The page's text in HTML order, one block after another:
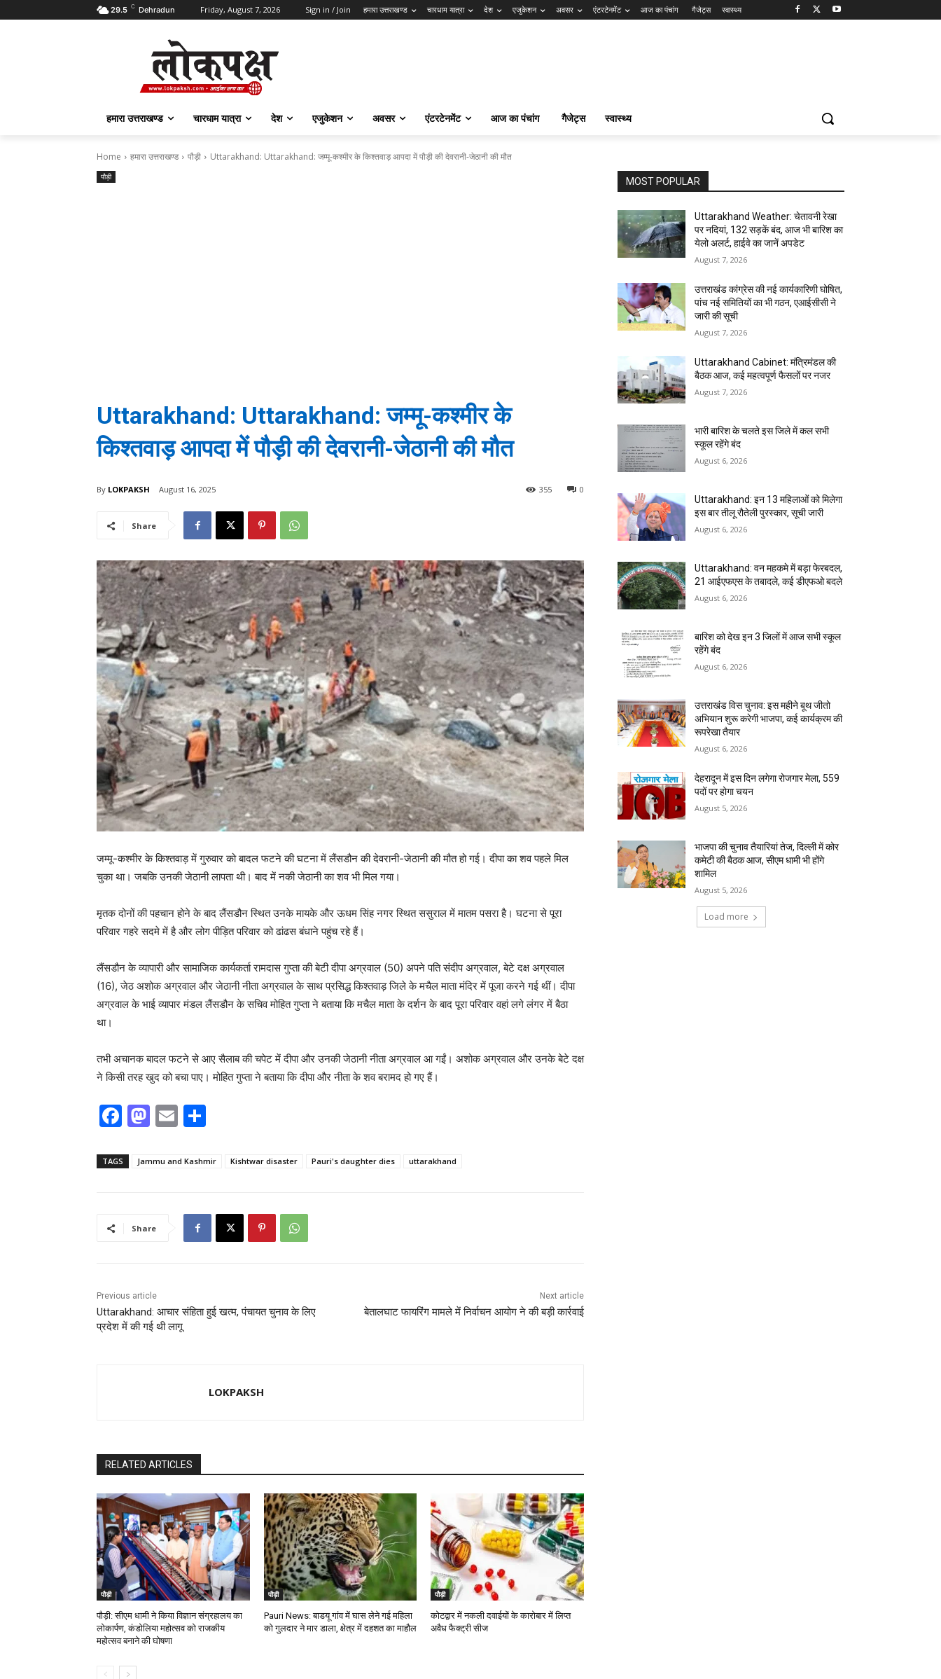
29.5 C Dehradun Friday, August 7, 2026 Sign in / Join हमारा उत्तराखण्ड चारधाम यात्रा देश एजुकेशन अवसर एंटरटेनमेंट आज का पंचांग गैजेट्स स्वास्थ्य
हमारा उत्तराखण्ड चारधाम यात्रा देश एजुकेशन अवसर एंटरटेनमेंट आज का पंचांग गैजेट्स स्वास्थ्य
Home हमारा उत्तराखण्ड पौड़ी Uttarakhand: Uttarakhand: जम्मू-कश्मीर के किश्तवाड़ आपदा में पौड़ी की देवरानी-जेठानी की मौत
पौड़ी
Uttarakhand: Uttarakhand: जम्मू-कश्मीर के
किश्तवाड़ आपदा में पौड़ी की देवरानी-जेठानी की मौत
By LOKPAKSH August 16, 2025 0
355
Share
जम्मू-कश्मीर के किश्तवाड़ में गुरुवार को बादल फटने की घटना में लैंसडौन की देवरानी-जेठानी की मौत हो गई। दीपा का शव पहले मिल
चुका था। जबकि उनकी जेठानी लापता थी। बाद में नकी जेठानी का शव भी मिल गया।
मृतक दोनों की पहचान होने के बाद लैंसडौन स्थित उनके मायके और ऊधम सिंह नगर स्थित ससुराल में मातम पसरा है। घटना से पूरा
परिवार गहरे सदमे में है और लोग पीड़ित परिवार को ढांढस बंधाने पहुंच रहे हैं।
लैंसडौन के व्यापारी और सामाजिक कार्यकर्ता रामदास गुप्ता की बेटी दीपा अग्रवाल (50) अपने पति संदीप अग्रवाल, बेटे दक्ष अग्रवाल
(16), जेठ अशोक अग्रवाल और जेठानी नीता अग्रवाल के साथ प्रसिद्ध किश्तवाड़ जिले के मचैल माता मंदिर में पूजा करने गई थीं। दीपा
अग्रवाल के भाई व्यापार मंडल लैंसडौन के सचिव मोहित गुप्ता ने बताया कि मचैल माता के दर्शन के बाद पूरा परिवार वहां लगे लंगर में बैठा
था।
तभी अचानक बादल फटने से आए सैलाब की चपेट में दीपा और उनकी जेठानी नीता अग्रवाल आ गईं। अशोक अग्रवाल और उनके बेटे दक्ष
ने किसी तरह खुद को बचा पाए। मोहित गुप्ता ने बताया कि दीपा और नीता के शव बरामद हो गए हैं।
F
c
o
M
st
o
E
ai ar
TAGS Jammu and Kashmir Kishtwar disaster Pauri's daughter dies uttarakhand
Share
Previous article
Uttarakhand: आचार संहिता हुई खत्म, पंचायत चुनाव के लिए
प्रदेश में की गई थी लागू
Next article
बेतालघाट फायरिंग मामले में निर्वाचन आयोग ने की बड़ी कार्रवाई
LOKPAKSH
RELATED ARTICLES
पौड़ी
पौड़ी: सीएम धामी ने किया विज्ञान संग्रहालय का
लोकार्पण, कंडोलिया महोत्सव को राजकीय
महोत्सव बनाने की घोषणा
पौड़ी
Pauri News: बाडयू गांव में घास लेने गई महिला
को गुलदार ने मार डाला, क्षेत्र में दहशत का माहौल
पौड़ी
कोटद्वार में नकली दवाईयों के कारोबार में लिप्त
अवैध फैक्ट्री सीज
MOST POPULAR
Uttarakhand Weather: चेतावनी रेखा
पर नदियां, 132 सड़कें बंद, आज भी बारिश का
येलो अलर्ट, हाईवे का जानें अपडेट
August 7, 2026
उत्तराखंड कांग्रेस की नई कार्यकारिणी घोषित,
पांच नई समितियों का भी गठन, एआईसीसी ने
जारी की सूची
August 7, 2026
Uttarakhand Cabinet: मंत्रिमंडल की
बैठक आज, कई महत्वपूर्ण फैसलों पर नजर
August 7, 2026
भारी बारिश के चलते इस जिले में कल सभी
स्कूल रहेंगे बंद
August 6, 2026
Uttarakhand: इन 13 महिलाओं को मिलेगा
इस बार तीलू रौतेली पुरस्कार, सूची जारी
August 6, 2026
Uttarakhand: वन महकमे में बड़ा फेरबदल,
21 आईएफएस के तबादले, कई डीएफओ बदले
August 6, 2026
बारिश को देख इन 3 जिलों में आज सभी स्कूल
रहेंगे बंद
August 6, 2026
उत्तराखंड विस चुनाव: इस महीने बूथ जीतो
अभियान शुरू करेगी भाजपा, कई कार्यक्रम की
रूपरेखा तैयार
August 6, 2026
देहरादून में इस दिन लगेगा रोजगार मेला, 559
पदों पर होगा चयन
August 5, 2026
भाजपा की चुनाव तैयारियां तेज, दिल्ली में कोर
कमेटी की बैठक आज, सीएम धामी भी होंगे
शामिल
August 5, 2026
Load more